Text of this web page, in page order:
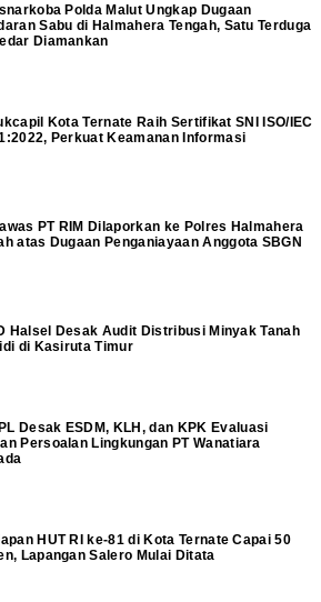
Polda Malut Ungkap Dugaan
Sabu di Halmahera Tengah, Satu Terduga
Diamankan
Kota Ternate Raih Sertifikat SNI ISO/IEC
Perkuat Keamanan Informasi
PT RIM Dilaporkan ke Polres Halmahera
atas Dugaan Penganiayaan Anggota SBGN
Halsel Desak Audit Distribusi Minyak Tanah
di Kasiruta Timur
Desak ESDM, KLH, dan KPK Evaluasi
Persoalan Lingkungan PT Wanatiara
HUT RI ke-81 di Kota Ternate Capai 50
Lapangan Salero Mulai Ditata